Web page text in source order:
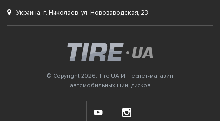
Украина, г. Николаев, ул. Новозаводская, 23.
© Copyright 2026. Tire.UA Интернет-магазин
автомобильных шин, дисков